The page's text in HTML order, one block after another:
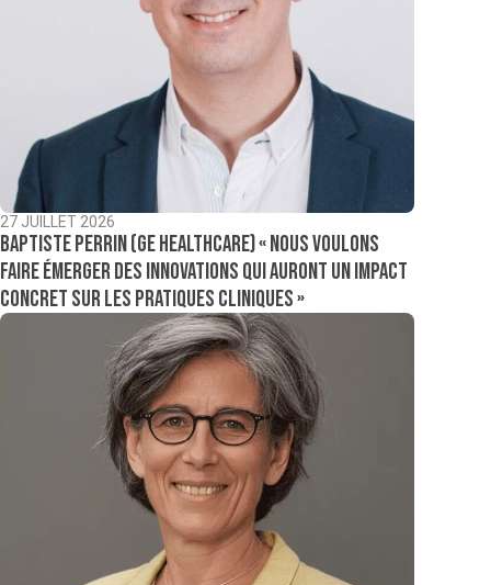
27 JUILLET 2026
Baptiste Perrin (GE Healthcare) « Nous voulons
faire émerger des innovations qui auront un impact
concret sur les pratiques cliniques »